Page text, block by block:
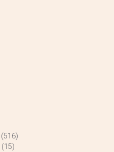
(516)
(15)